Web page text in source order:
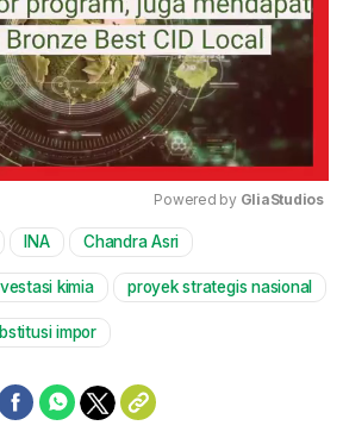
Powered by GliaStudios
INA Chandra Asri
kimia proyek strategis nasional
impor